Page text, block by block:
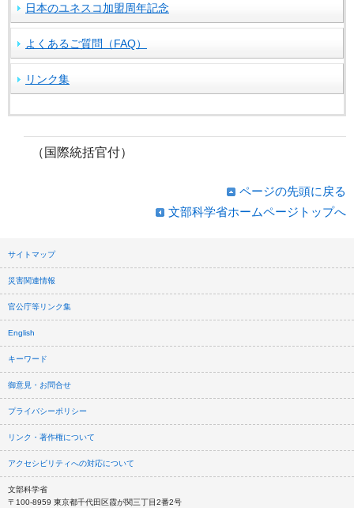
日本のユネスコ加盟周年記念
よくあるご質問（FAQ）
リンク集
（国際統括官付）
ページの先頭に戻る
文部科学省ホームページトップへ
サイトマップ
災害関連情報
官公庁等リンク集
English
キーワード
御意見・お問合せ
プライバシーポリシー
リンク・著作権について
アクセシビリティへの対応について
文部科学省
〒100-8959 東京都千代田区霞が関三丁目2番2号